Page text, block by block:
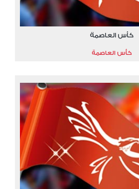
كأس العاصمة
كأس العاصمة